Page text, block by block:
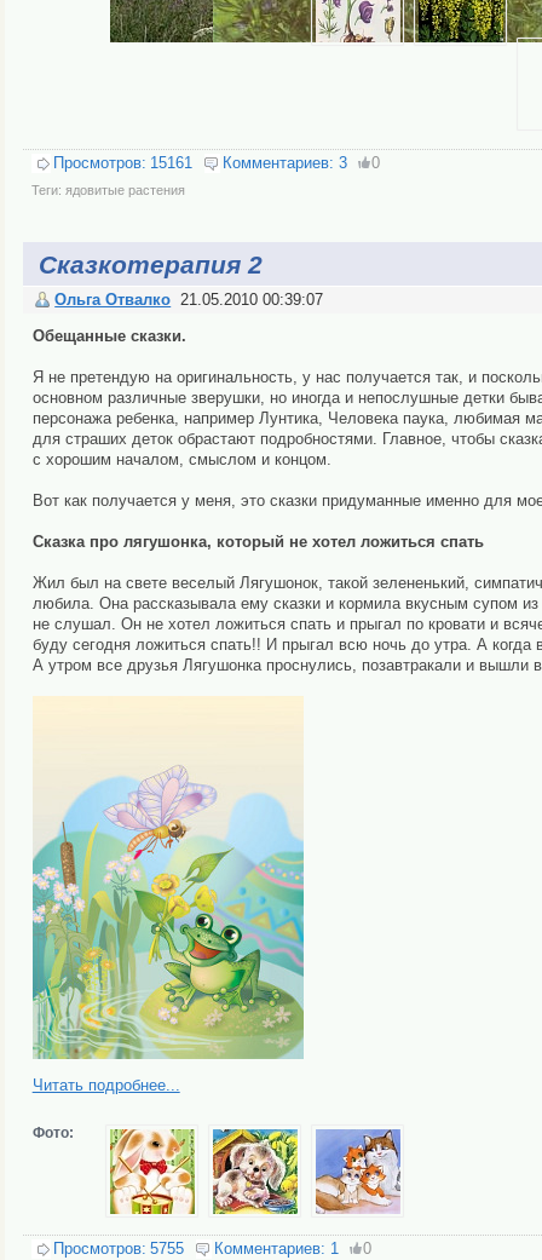
Просмотров: 15161 Комментариев: 3 0
Теги: ядовитые растения
Сказкотерапия 2
Ольга Отвалко 21.05.2010 00:39:07
Обещанные сказки.
Я не претендую на оригинальность, у нас получается так, и
основном различные зверушки, но иногда и непослушные детки
персонажа ребенка, например Лунтика, Человека паука, любимая
для страших деток обрастают подробностями. Главное, чтобы
с хорошим началом, смыслом и концом.
Вот как получается у меня, это сказки придуманные именно для
Сказка про лягушонка, который не хотел ложиться спать
Жил был на свете веселый Лягушонок, такой зелененький,
любила. Она рассказывала ему сказки и кормила вкусным супом
не слушал. Он не хотел ложиться спать и прыгал по кровати и
буду сегодня ложиться спать!! И прыгал всю ночь до утра. А
А утром все друзья Лягушонка проснулись, позавтракали и вышли
Читать подробнее...
Фото:
Просмотров: 5755 Комментариев: 1 0